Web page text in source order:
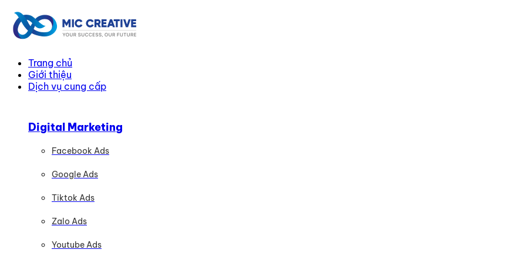
Trang chủ
Giới thiệu
Dịch vụ cung cấp
Digital Marketing
Facebook Ads
Google Ads
Tiktok Ads
Zalo Ads
Youtube Ads